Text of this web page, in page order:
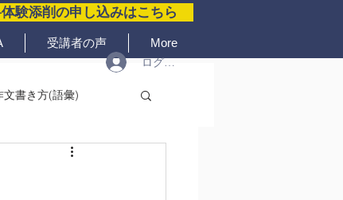
験添削の申し込みはこちら
受講者の声 More
ログイン
文書き方(語彙)